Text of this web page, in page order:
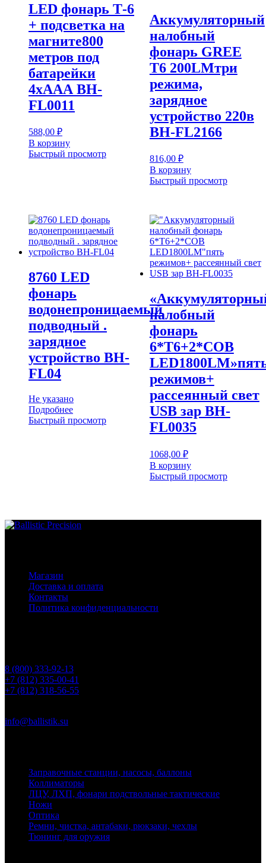
LED фонарь Т-6
+ подсветка на
магните800
метров под
батарейки
4хААА BH-
FL0011
588,00 ₽
В корзину
Быстрый просмотр
Аккумуляторный
налобный
фонарь GREE
Т6 200LMтри
режима,
зарядное
устройство 220в
BH-FL2166
816,00 ₽
В корзину
Быстрый просмотр
8760 LED
фонарь
водонепроницаемый
подводный .
зарядное
устройство BH-
FL04
Не указано
Подробнее
Быстрый просмотр
налобный
фонарь
6*T6+2*COB
режимов+
рассеянный свет
USB зар BH-
FL0035
1068,00 ₽
В корзину
Быстрый просмотр
Магазин
Доставка и оплата
Контакты
Политика конфиденциальности
8 (800) 333-92-13
+7 (812) 335-00-41
+7 (812) 318-56-55
info@ballistik.su
Заправочные станции, насосы, баллоны
Коллиматоры
ЛЦУ, ЛХП, фонари подствольные тактические
Ножи
Оптика
Ремни, чистка, антабаки, рюкзаки, чехлы
Тюнинг для оружия